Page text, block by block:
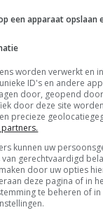
'Hoe je iets
maakt.' Zijn
Gerrit
jaar na dato
die hij als
Overijssel die bij
kunnen zich
naar
een apparaat opslaan
worden verwerkt en
ID's en andere
door, geopend
door deze site
precieze
kunnen uw
gerechtvaardigd
door uw opties
deze pagina of in
te beheren of